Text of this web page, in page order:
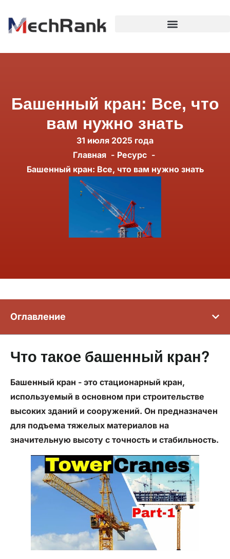
Башенный кран: Все, что
вам нужно знать
31 июля 2025 года
Главная
Ресурс
Башенный кран: Все, что вам нужно знать
Оглавление
Что такое башенный кран?
Башенный кран - это стационарный кран,
используемый в основном при строительстве
высоких зданий и сооружений. Он предназначен
для подъема тяжелых материалов на
значительную высоту с точность и стабильность.